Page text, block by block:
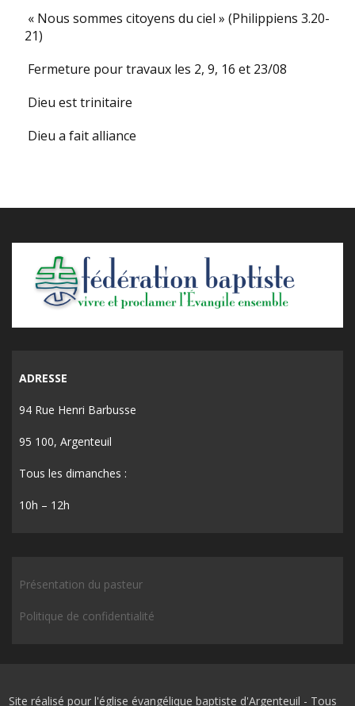
« Nous sommes citoyens du ciel » (Philippiens 3.20-
21)
Fermeture pour travaux les 2, 9, 16 et 23/08
Dieu est trinitaire
Dieu a fait alliance
ADRESSE
94 Rue Henri Barbusse
95 100, Argenteuil
Tous les dimanches :
10h – 12h
Présentation du pasteur
Politique de confidentialité
Site réalisé pour l'église évangélique baptiste d'Argenteuil - Tous